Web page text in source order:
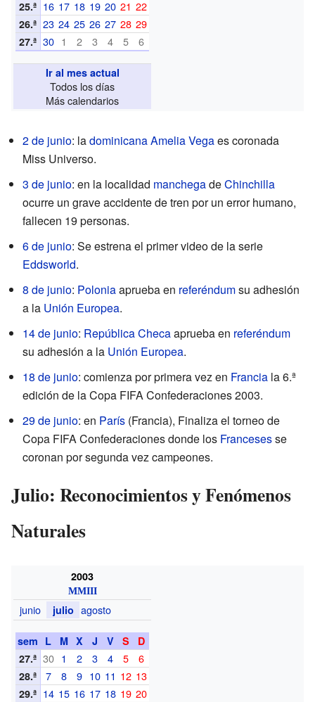
25.ª 16 17 18 19 20 21 22
26.ª 23 24 25 26 27 28 29
27.ª 30 1 2 3 4 5 6
Ir al mes actual
Todos los días
Más calendarios
2 de junio: ladominicanaAmelia Vegaes coronada
Miss Universo.
3 de junio: en la localidad manchegadeChinchilla
ocurre un grave accidente de tren por un error humano,
fallecen 19 personas.
6 de junio: Se estrena el primer video de la serie
Eddsworld.
8 de junio: Poloniaaprueba en referéndumsu adhesión
a la Unión Europea.
14 de junio: República Checaaprueba en referéndum
su adhesión a la Unión Europea.
18 de junio: comienza por primera vez en Francia la 6.ª
edición de la Copa FIFA Confederaciones 2003.
29 de junio: en París (Francia), Finaliza el torneo de
Copa FIFA Confederaciones donde los Francesesse
coronan por segunda vez campeones.
Julio: Reconocimientos y Fenómenos
Naturales
2003
MMIII
junio julio agosto
sem L M X J V S
D
27.ª 30 1 2 3 4 5 6
28.ª 7 8 9 10 11 12 13
29.ª 14 15 16 17 18 19 20